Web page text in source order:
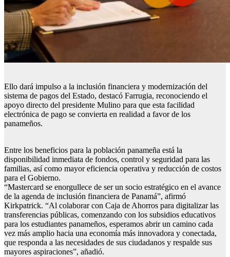
Ello dará impulso a la inclusión financiera y modernización del
sistema de pagos del Estado, destacó Farrugia, reconociendo el
apoyo directo del presidente Mulino para que esta facilidad
electrónica de pago se convierta en realidad a favor de los
panameños.
Entre los beneficios para la población panameña está la
disponibilidad inmediata de fondos, control y seguridad para las
familias, así como mayor eficiencia operativa y reducción de costos
para el Gobierno.
“Mastercard se enorgullece de ser un socio estratégico en el avance
de la agenda de inclusión financiera de Panamá”, afirmó
Kirkpatrick. “Al colaborar con Caja de Ahorros para digitalizar las
transferencias públicas, comenzando con los subsidios educativos
para los estudiantes panameños, esperamos abrir un camino cada
vez más amplio hacia una economía más innovadora y conectada,
que responda a las necesidades de sus ciudadanos y respalde sus
mayores aspiraciones”, añadió.